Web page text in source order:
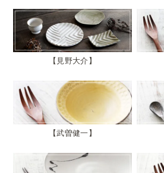
見野大介
武曽健一